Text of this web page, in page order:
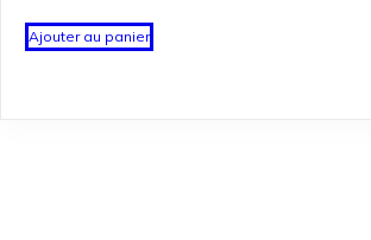
Ajouter au panier